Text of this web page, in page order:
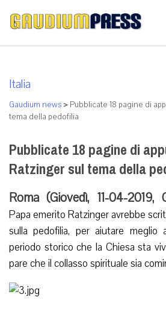
Italia
Gaudium news > Pubblicate 18 pagine di
tema della pedofilia
Pubblicate 18 pagine di
Ratzinger sul tema della
Roma (Giovedì, 11-04-2019,
Papa emerito Ratzinger avrebbe
sulla pedofilia, per aiutare meglio
periodo storico che la Chiesa sta
pare che il collasso spirituale sia